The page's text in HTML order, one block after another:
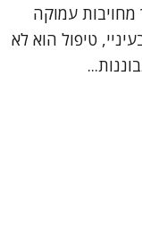
מחויבות עמוקה
טיפול הוא לא